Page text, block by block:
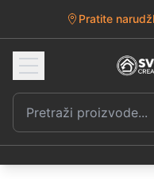
Pratite